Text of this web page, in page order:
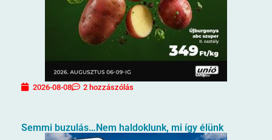
2026-08-08 2 hozzászólás
Semmi buzulás…Nem haldoklunk, mi így élünk